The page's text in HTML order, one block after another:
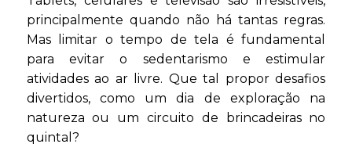
principalmente quando não há tantas regras.
Mas limitar o tempo de tela é fundamental
para evitar o sedentarismo e estimular
atividades ao ar livre. Que tal propor desafios
divertidos, como um dia de exploração na
natureza ou um circuito de brincadeiras no
quintal?